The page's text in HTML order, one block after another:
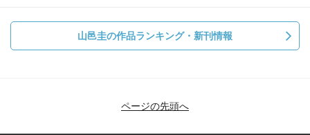
山邑圭の作品ランキング・新刊情報
ページの先頭へ